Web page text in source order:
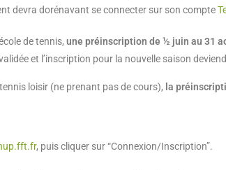
devra dorénavant se connecter sur son compte
de tennis, une préinscription de ½ juin au 31
et l’inscription pour la nouvelle saison
loisir (ne prenant pas de cours), la
, puis cliquer sur “Connexion/Inscription”.